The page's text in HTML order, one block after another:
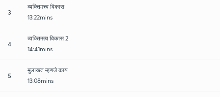
3
व्यक्तिमत्त्व विकास
13:22mins
4
व्यक्तिमत्व विकास 2
14:41mins
5
मुलाखत म्हणजे काय
13:08mins